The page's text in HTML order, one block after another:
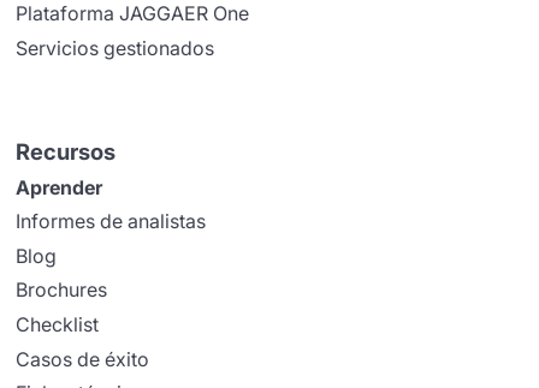
Plataforma JAGGAER One
Servicios gestionados
Recursos
Aprender
Informes de analistas
Blog
Brochures
Checklist
Casos de éxito